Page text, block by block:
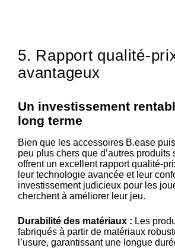
5. Rapport qualité-
avantageux
Un investissement
long terme
Bien que les accessoires B.ease
peu plus chers que d’autres produits
offrent un excellent rapport qualité-
leur technologie avancée et leur
investissement judicieux pour les
cherchent à améliorer leur jeu.
Durabilité des matériaux : Les
fabriqués à partir de matériaux
l’usure, garantissant une longue